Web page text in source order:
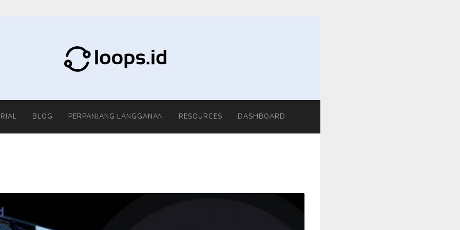
BLOG PERPANJANG LANGGANAN RESOURCES DASHBOARD